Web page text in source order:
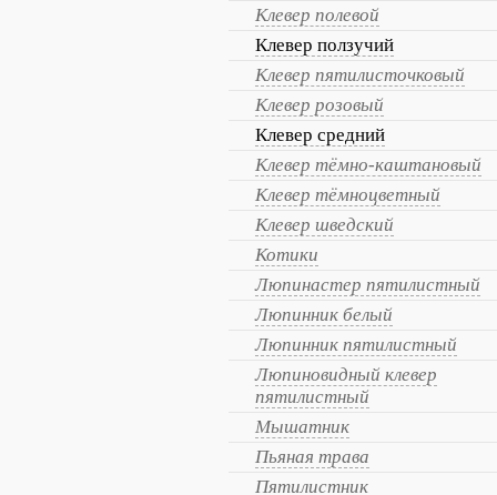
Клевер полевой
Клевер ползучий
Клевер пятилисточковый
Клевер розовый
Клевер средний
Клевер тёмно-каштановый
Клевер тёмноцветный
Клевер шведский
Котики
Люпинастер пятилистный
Люпинник белый
Люпинник пятилистный
Люпиновидный клевер
пятилистный
Мышатник
Пьяная трава
Пятилистник